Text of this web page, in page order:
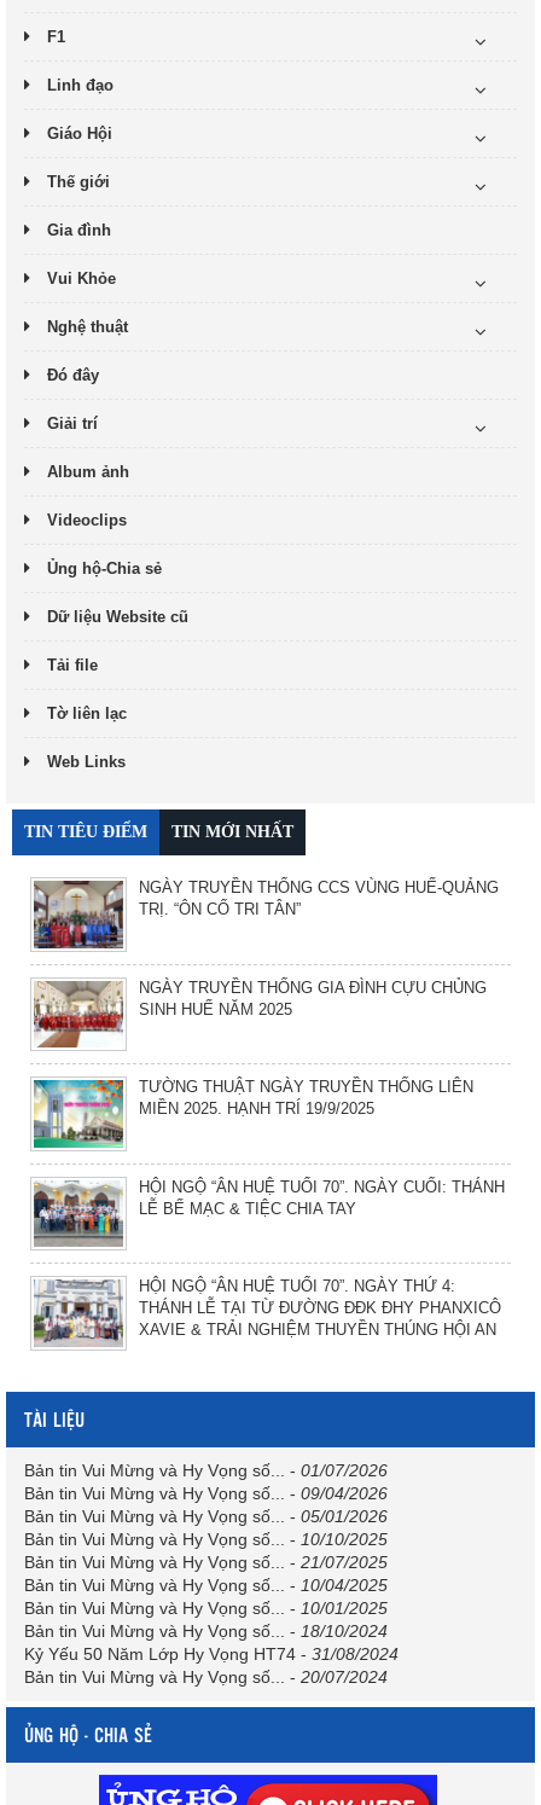
F1
Linh đạo
Giáo Hội
Thế giới
Gia đình
Vui Khỏe
Nghệ thuật
Đó đây
Giải trí
Album ảnh
Videoclips
Ủng hộ-Chia sẻ
Dữ liệu Website cũ
Tải file
Tờ liên lạc
Web Links
TIN TIÊU ĐIỂM TIN MỚI NHẤT
NGÀY TRUYỀN THỐNG CCS VÙNG HUẾ-QUẢNG
TRỊ. “ÔN CỐ TRI TÂN”
NGÀY TRUYỀN THỐNG GIA ĐÌNH CỰU CHỦNG
SINH HUẾ NĂM 2025
TƯỜNG THUẬT NGÀY TRUYỀN THỐNG LIÊN
MIỀN 2025. HẠNH TRÍ 19/9/2025
HỘI NGỘ “ÂN HUỆ TUỔI 70”. NGÀY CUỐI: THÁNH
LỄ BẾ MẠC & TIỆC CHIA TAY
HỘI NGỘ “ÂN HUỆ TUỔI 70”. NGÀY THỨ 4:
THÁNH LỄ TẠI TỪ ĐƯỜNG ĐĐK ĐHY PHANXICÔ
XAVIE & TRẢI NGHIỆM THUYỀN THÚNG HỘI AN
TÀI LIỆU
Bản tin Vui Mừng và Hy Vọng số... - 01/07/2026
Bản tin Vui Mừng và Hy Vọng số... - 09/04/2026
Bản tin Vui Mừng và Hy Vọng số... - 05/01/2026
Bản tin Vui Mừng và Hy Vọng số... - 10/10/2025
Bản tin Vui Mừng và Hy Vọng số... - 21/07/2025
Bản tin Vui Mừng và Hy Vọng số... - 10/04/2025
Bản tin Vui Mừng và Hy Vọng số... - 10/01/2025
Bản tin Vui Mừng và Hy Vọng số... - 18/10/2024
Kỷ Yếu 50 Năm Lớp Hy Vọng HT74 - 31/08/2024
Bản tin Vui Mừng và Hy Vọng số... - 20/07/2024
ỦNG HỘ - CHIA SẺ